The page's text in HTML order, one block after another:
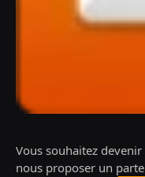
Vous souhaitez
nous proposer un